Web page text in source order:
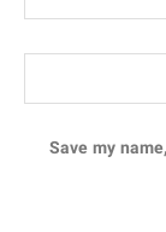
Save my